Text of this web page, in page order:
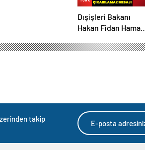
Dışişleri Bakanı
Hakan Fidan Hamas
takip